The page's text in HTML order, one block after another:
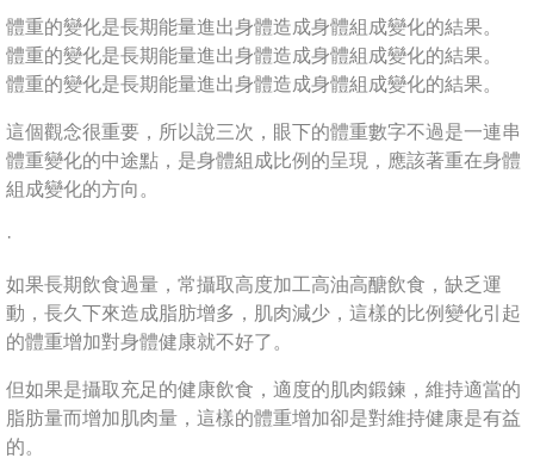
體重的變化是長期能量進出身體造成身體組成變化的結果。
體重的變化是長期能量進出身體造成身體組成變化的結果。
體重的變化是長期能量進出身體造成身體組成變化的結果。
這個觀念很重要，所以說三次，眼下的體重數字不過是一連串
體重變化的中途點，是身體組成比例的呈現，應該著重在身體
組成變化的方向。
·
如果長期飲食過量，常攝取高度加工高油高醣飲食，缺乏運
動，長久下來造成脂肪增多，肌肉減少，這樣的比例變化引起
的體重增加對身體健康就不好了。
但如果是攝取充足的健康飲食，適度的肌肉鍛鍊，維持適當的
脂肪量而增加肌肉量，這樣的體重增加卻是對維持健康是有益
的。